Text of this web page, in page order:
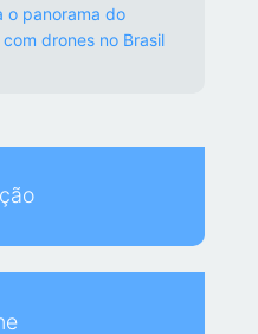
o panorama do
drones no Brasil